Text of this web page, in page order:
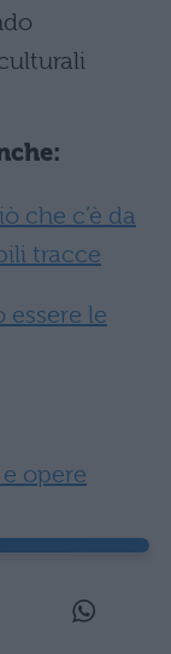
che c’è da
tracce
le
opere